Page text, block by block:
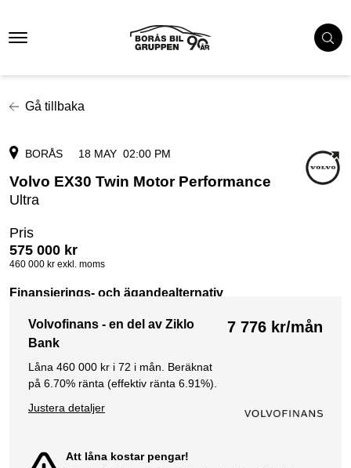
Gå tillbaka
BORÅS 18 MAY 02:00 PM
Volvo EX30 Twin Motor Performance
Ultra
Pris
575 000 kr
460 000 kr exkl. moms
Finansierings- och ägandealternativ
Att låna kostar pengar!
Volvofinans - en del av Ziklo
Bank
Låna 460 000 kr i 72 i mån. Beräknat
på 6.70% ränta (effektiv ränta 6.91%).
Justera detaljer
7 776 kr/mån